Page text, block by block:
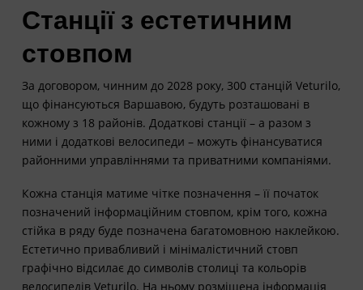
Станції з естетичним
стовпом
За договором, чинним до 2028 року, 300 станцій Veturilo,
що фінансуються Варшавою, будуть розташовані в
кожному з 18 районів. Додаткові станції – а разом з
ними і додаткові велосипеди – можуть фінансуватися
районними управліннями та приватними компаніями.
Кожна станція матиме чітке позначення – її початок
позначений інформаційним стовпом, крім того, кожна
стійка в ряду буде позначена багатомовною наклейкою.
Естетично привабливий і мінімалістичний стовп
графічно відсилає до символів столиці та кольорів
велосипедів Veturilo. На ньому розміщена інформація